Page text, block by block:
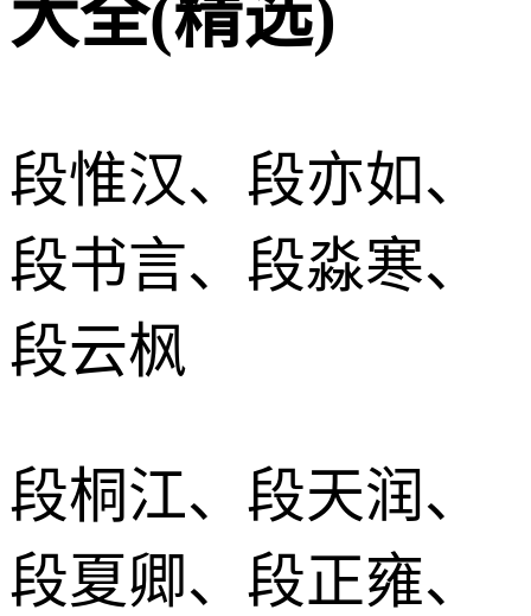
大全(精选)
段惟汉、段亦如、
段书言、段淼寒、
段云枫
段桐江、段天润、
段夏卿、段正雍、